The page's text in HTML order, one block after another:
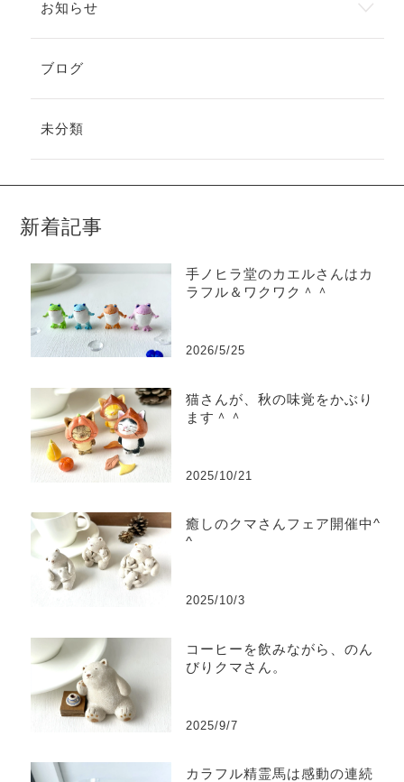
お知らせ
ブログ
未分類
新着記事
手ノヒラ堂のカエルさんはカ
ラフル＆ワクワク＾＾
2026/5/25
猫さんが、秋の味覚をかぶり
ます＾＾
2025/10/21
癒しのクマさんフェア開催中^
^
2025/10/3
コーヒーを飲みながら、のん
びりクマさん。
2025/9/7
カラフル精霊馬は感動の連続